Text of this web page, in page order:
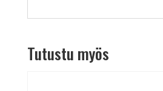
Tutustu myös